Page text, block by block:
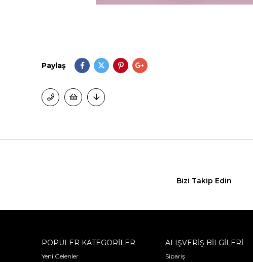
Paylaş
Bizi Takip Edin
POPÜLER KATEGORİLER
Yeni Gelenler
ALIŞVERİŞ BİLGİLERİ
Sipariş